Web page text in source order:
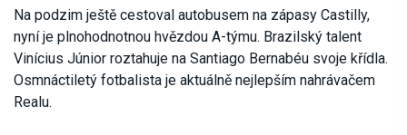
Na podzim ještě cestoval autobusem na zápasy Castilly,
nyní je plnohodnotnou hvězdou A-týmu. Brazilský talent
Vinícius Júnior roztahuje na Santiago Bernabéu svoje křídla.
Osmnáctiletý fotbalista je aktuálně nejlepším nahrávačem
Realu.